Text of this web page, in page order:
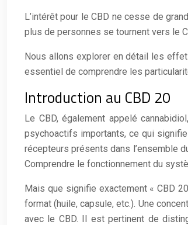
L’intérêt pour le CBD ne cesse de
plus de personnes se tournent vers le
Nous allons explorer en détail les
essentiel de comprendre les
Introduction au CBD 20
Le CBD, également appelé
psychoactifs importants, ce qui
récepteurs présents dans l’ensemble
Comprendre le fonctionnement du
Mais que signifie exactement « CBD
format (huile, capsule, etc.). Une
avec le CBD. Il est pertinent de